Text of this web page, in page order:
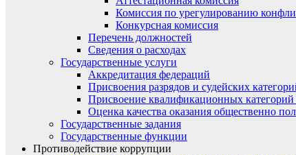
Комиссия по урегулированию
Конкурсная комиссия
Перечень должностей
Сведения о расходах
Государственные услуги
Аккредитация федераций
Присвоения разрядов и судейских
Присвоение квалификационных
Оценка качества оказания общественно
Государственные задания
Государственные функции
Противодействие коррупции